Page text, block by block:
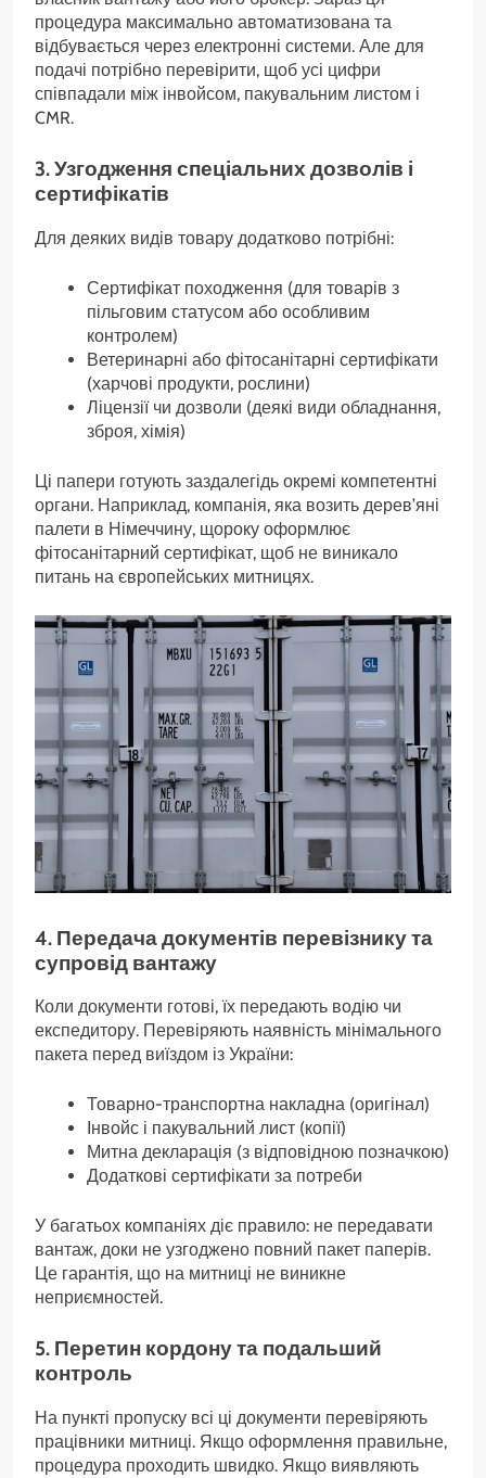
процедура максимально автоматизована та
відбувається через електронні системи. Але для
подачі потрібно перевірити, щоб усі цифри
співпадали між інвойсом, пакувальним листом і
CMR.
3. Узгодження спеціальних дозволів і
сертифікатів
Для деяких видів товару додатково потрібні:
Сертифікат походження (для товарів з
пільговим статусом або особливим
контролем)
Ветеринарні або фітосанітарні сертифікати
(харчові продукти, рослини)
Ліцензії чи дозволи (деякі види обладнання,
зброя, хімія)
Ці папери готують заздалегідь окремі компетентні
органи. Наприклад, компанія, яка возить дерев’яні
палети в Німеччину, щороку оформлює
фітосанітарний сертифікат, щоб не виникало
питань на європейських митницях.
4. Передача документів перевізнику та
супровід вантажу
Коли документи готові, їх передають водію чи
експедитору. Перевіряють наявність мінімального
пакета перед виїздом із України:
Товарно-транспортна накладна (оригінал)
Інвойс і пакувальний лист (копії)
Митна декларація (з відповідною позначкою)
Додаткові сертифікати за потреби
У багатьох компаніях діє правило: не передавати
вантаж, доки не узгоджено повний пакет паперів.
Це гарантія, що на митниці не виникне
неприємностей.
5. Перетин кордону та подальший
контроль
На пункті пропуску всі ці документи перевіряють
працівники митниці. Якщо оформлення правильне,
процедура проходить швидко. Якщо виявляють